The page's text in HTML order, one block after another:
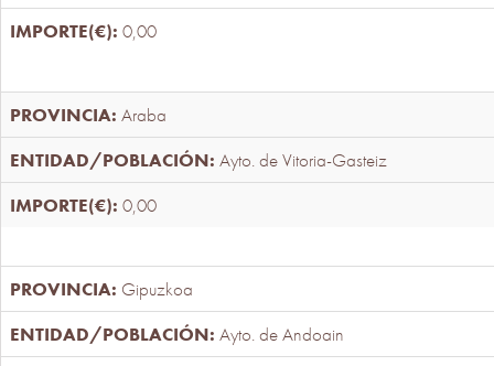
0,00
Araba
Ayto. de Vitoria-Gasteiz
0,00
Gipuzkoa
Ayto. de Andoain